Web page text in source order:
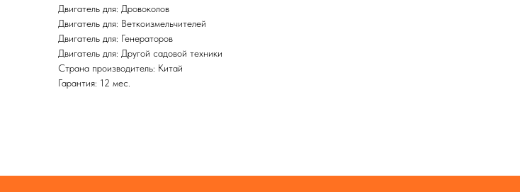
Двигатель для: Дровоколов
Двигатель для: Веткоизмельчителей
Двигатель для: Генераторов
Двигатель для: Другой садовой техники
Страна производитель: Китай
Гарантия: 12 мес.